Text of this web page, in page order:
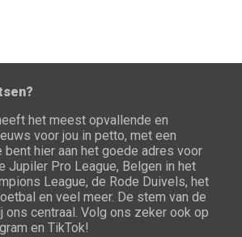
het meest opvallende en
voor jou in petto, met een
bent hier aan het goede adres voor
Jupiler Pro League, Belgen in het
League, de Rode Duivels, het
en veel meer. De stem van de
ons centraal. Volg ons zeker ook op
en TikTok!